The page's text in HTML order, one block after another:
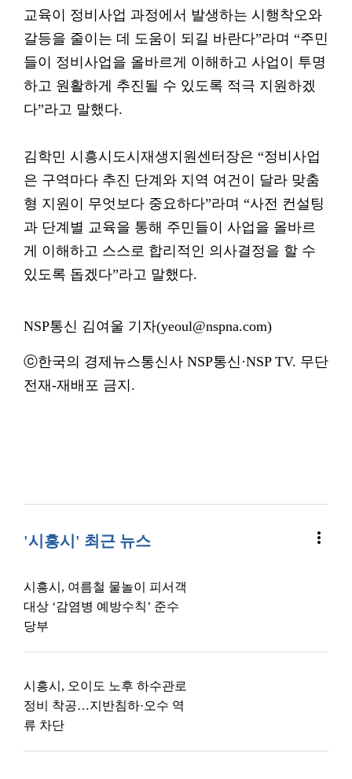
교육이 정비사업 과정에서 발생하는 시행착오와
갈등을 줄이는 데 도움이 되길 바란다”라며 “주민
들이 정비사업을 올바르게 이해하고 사업이 투명
하고 원활하게 추진될 수 있도록 적극 지원하겠
다”라고 말했다.
김학민 시흥시도시재생지원센터장은 “정비사업
은 구역마다 추진 단계와 지역 여건이 달라 맞춤
형 지원이 무엇보다 중요하다”라며 “사전 컨설팅
과 단계별 교육을 통해 주민들이 사업을 올바르
게 이해하고 스스로 합리적인 의사결정을 할 수
있도록 돕겠다”라고 말했다.
NSP통신 김여울 기자(yeoul@nspna.com)
ⓒ한국의 경제뉴스통신사 NSP통신·NSP TV. 무단
전재-재배포 금지.
'시흥시' 최근 뉴스 more_vert
시흥시, 여름철 물놀이 피서객
대상 ‘감염병 예방수칙’ 준수
당부
시흥시, 오이도 노후 하수관로
정비 착공…지반침하·오수 역
류 차단